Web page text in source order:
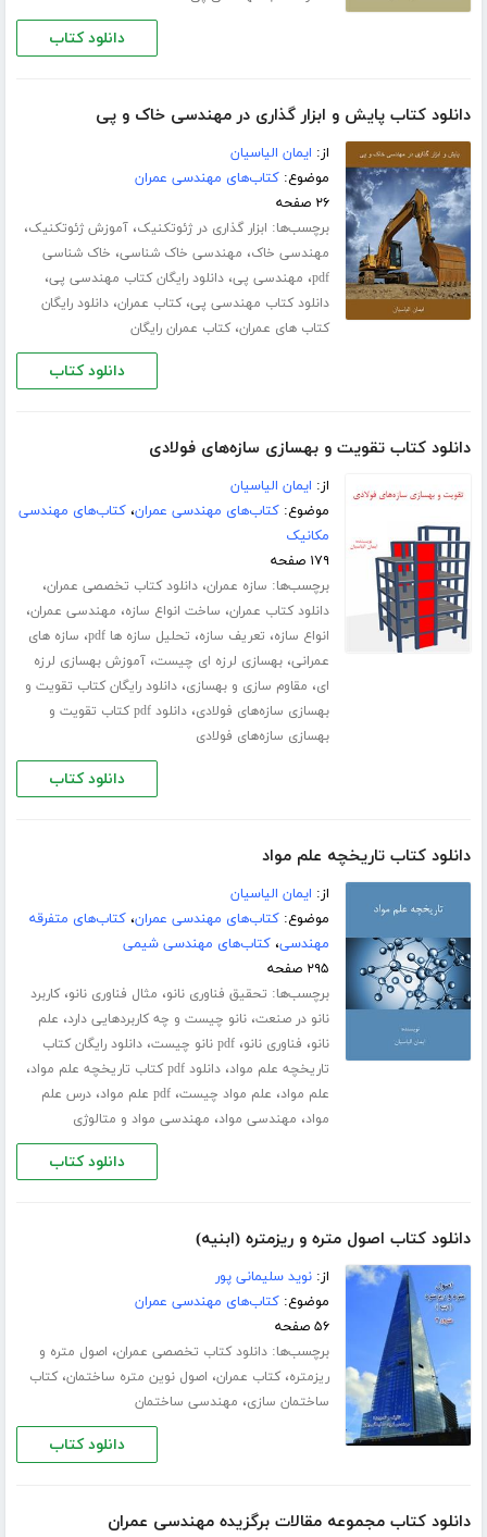
دانلود کتاب
دانلود کتاب پایش و ابزار گذاری در مهندسی خاک و پی
از: ایمان الیاسیان
موضوع:کتاب‌های مهندسی عمران
۲۶ صفحه
برچسب‌ها: ابزار گذاری در ژئوتکنیک،آموزش ژئوتکنیک،
مهندسی خاک، مهندسی خاک شناسی، خاک شناسی
pdf، مهندسی پی،دانلود رایگان کتاب مهندسی پی،
دانلود کتاب مهندسی پی،کتاب عمران،دانلود رایگان
کتاب های عمران،کتاب عمران رایگان
دانلود کتاب
دانلود کتاب تقویت و بهسازی سازه‌های فولادی
از: ایمان الیاسیان
موضوع:کتاب‌های مهندسی عمران،کتاب‌های مهندسی
مکانیک
۱۷۹ صفحه
برچسب‌ها: سازه عمران،دانلود کتاب تخصصی عمران،
دانلود کتاب عمران، ساخت انواع سازه، مهندسی عمران،
انواع سازه، تعریف سازه، تحلیل سازه ها pdf ، سازه های
عمرانی،بهسازی لرزه ای چیست،آموزش بهسازی لرزه
ای، مقاوم سازی و بهسازی،دانلود رایگان کتاب تقویت و
بهسازی سازه‌های فولادی،
دانلود pdf کتاب تقویت و
بهسازی سازه‌های فولادی
دانلود کتاب
دانلود کتاب تاریخچه علم مواد
از: ایمان الیاسیان
موضوع:کتاب‌های مهندسی عمران،کتاب‌های متفرقه
مهندسی،کتاب‌های مهندسی شیمی
۲۹۵ صفحه
برچسب‌ها: تحقیق فناوری نانو، مثال فناوری نانو،کاربرد
نانو در صنعت،نانو چیست و چه کاربردهایی دارد، علم
نانو، فناوری نانو،pdf نانو چیست ،دانلود رایگان کتاب
تاریخچه علم مواد،دانلود pdf کتاب تاریخچه علم مواد ،
علم مواد، علم مواد چیست،pdf علم مواد ،درس علم
مواد، مهندسی مواد، مهندسی مواد و متالوژی
دانلود کتاب
دانلود کتاب اصول متره و ریزمتره (ابنیه)
از:نوید سلیمانی پور
موضوع:کتاب‌های مهندسی عمران
۵۶ صفحه
برچسب‌ها:دانلود کتاب تخصصی عمران، اصول متره و
ریزمتره،کتاب عمران، اصول نوین متره ساختمان،کتاب
ساختمان سازی، مهندسی ساختمان
دانلود کتاب
دانلود کتاب مجموعه مقالات برگزیده مهندسی عمران